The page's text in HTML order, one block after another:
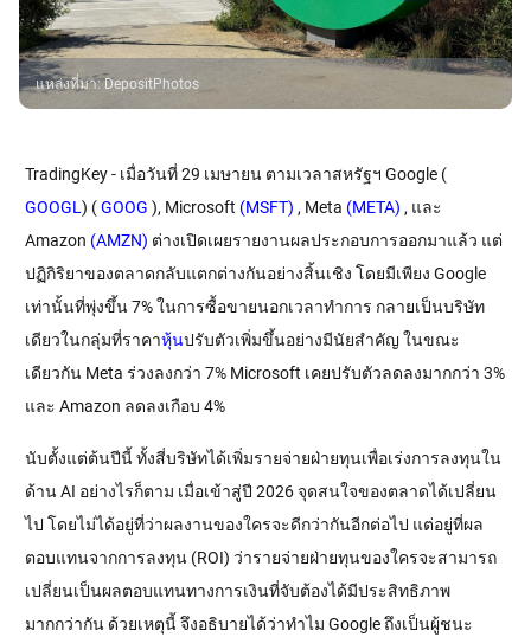
แหล่งที่มา:DepositPhotos
TradingKey - เมื่อวันที่ 29 เมษายน ตามเวลาสหรัฐฯ Google (
GOOGL) ( GOOG ), Microsoft (MSFT) , Meta (META) , และ
Amazon (AMZN) ต่างเปิดเผยรายงานผลประกอบการออกมาแล้ว แต่
ปฏิกิริยาของตลาดกลับแตกต่างกันอย่างสิ้นเชิง โดยมีเพียง Google
เท่านั้นที่พุ่งขึ้น 7% ในการซื้อขายนอกเวลาทำการ กลายเป็นบริษัท
เดียวในกลุ่มที่ราคาหุ้นปรับตัวเพิ่มขึ้นอย่างมีนัยสำคัญ ในขณะ
เดียวกัน Meta ร่วงลงกว่า 7% Microsoft เคยปรับตัวลดลงมากกว่า 3%
และ Amazon ลดลงเกือบ 4%
นับตั้งแต่ต้นปีนี้ ทั้งสี่บริษัทได้เพิ่มรายจ่ายฝ่ายทุนเพื่อเร่งการลงทุนใน
ด้าน AI อย่างไรก็ตาม เมื่อเข้าสู่ปี 2026 จุดสนใจของตลาดได้เปลี่ยน
ไป โดยไม่ได้อยู่ที่ว่าผลงานของใครจะดีกว่ากันอีกต่อไป แต่อยู่ที่ผล
ตอบแทนจากการลงทุน (ROI) ว่ารายจ่ายฝ่ายทุนของใครจะสามารถ
เปลี่ยนเป็นผลตอบแทนทางการเงินที่จับต้องได้มีประสิทธิภาพ
มากกว่ากัน ด้วยเหตุนี้ จึงอธิบายได้ว่าทำไม Google ถึงเป็นผู้ชนะ